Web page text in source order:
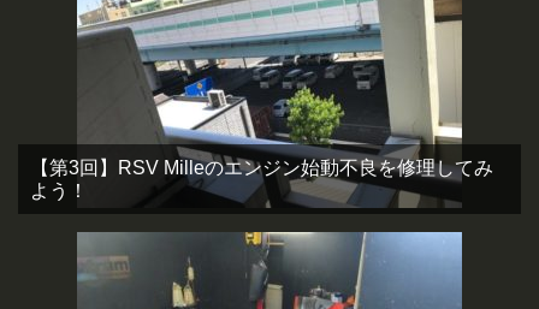
【第3回】RSV Milleのエンジン始動不良を修理してみ
よう！